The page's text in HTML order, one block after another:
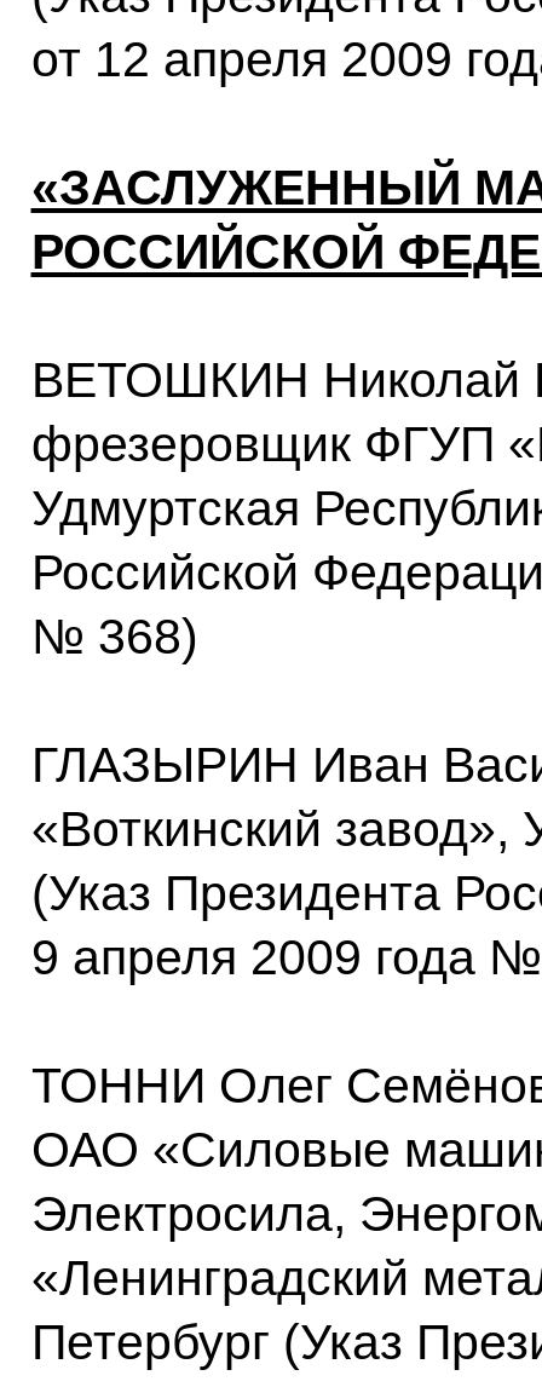
от 12 апреля 2009
«ЗАСЛУЖЕННЫЙ
РОССИЙСКОЙ
ВЕТОШКИН Николай
фрезеровщик ФГУП
Удмуртская
Российской
№ 368)
ГЛАЗЫРИН Иван
«Воткинский завод»,
(Указ Президента
9 апреля 2009 года
ТОННИ Олег
ОАО «Силовые
Электросила,
«Ленинградский
Петербург (Указ